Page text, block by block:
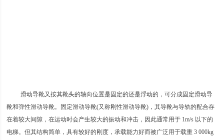
滑动导靴又按其靴头的轴向位置是固定的还是浮动的，可分成固定滑动导
靴和弹性滑动导靴。固定滑动导靴(又称刚性滑动导靴)，其导靴与导轨的配合存
在着较大间隙，在运动时会产生较大的振动和冲击，因此通常用于 1m/s 以下的
电梯。但其结构简单，具有较好的刚度，承载能力好而被广泛用于载重 3 000kg